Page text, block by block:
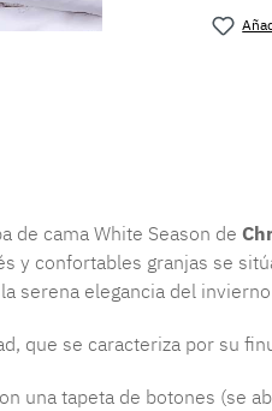
de cama White Season de
y confortables granjas se
serena elegancia del
que se caracteriza por su
una tapeta de botones (se